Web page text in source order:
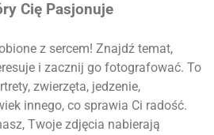
Cię Pasjonuje
z sercem! Znajdź temat,
i zacznij go fotografować. To
zwierzęta, jedzenie,
innego, co sprawia Ci radość.
Twoje zdjęcia nabierają